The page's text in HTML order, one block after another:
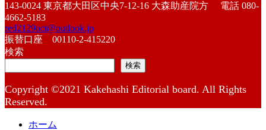
143-0024 東京都大田区中央7-12-16 大森助産院方 電話 080-
4662-5183
red2129oct@outlook.jp
振替口座 00110-2-415220
検索
検索
Copyright ©2021 Kakehashi Editorial board. All Rights
Reserved.
ホーム